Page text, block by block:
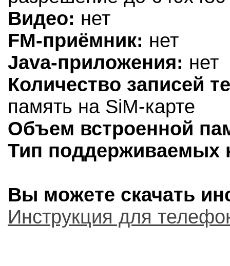
Видео: нет
FM-приёмник: нет
Java-приложения: нет
Количество записей
память на SiM-карте
Объем встроенной
Тип поддерживаемых
Вы можете скачать
Инструкция для